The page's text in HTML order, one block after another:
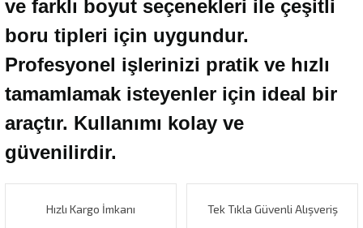
ve farklı boyut seçenekleri ile çeşitli
boru tipleri için uygundur.
Profesyonel işlerinizi pratik ve hızlı
tamamlamak isteyenler için ideal bir
araçtır. Kullanımı kolay ve
güvenilirdir.
Hızlı Kargo İmkanı Tek Tıkla Güvenli Alışveriş